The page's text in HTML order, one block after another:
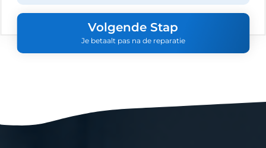
Volgende Stap
Je betaalt pas na de reparatie